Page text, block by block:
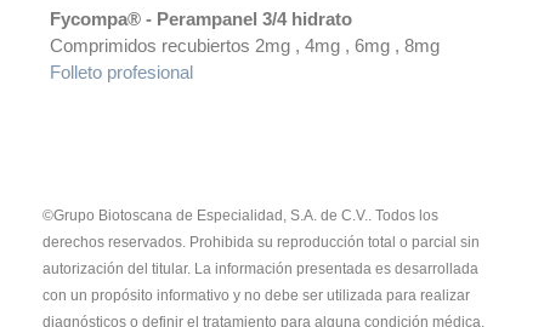
Fycompa® - Perampanel 3/4 hidrato
Comprimidos recubiertos 2mg , 4mg , 6mg , 8mg
Folleto profesional
©Grupo Biotoscana de Especialidad, S.A. de C.V.. Todos los
derechos reservados. Prohibida su reproducción total o parcial sin
autorización del titular. La información presentada es desarrollada
con un propósito informativo y no debe ser utilizada para realizar
diagnósticos o definir el tratamiento para alguna condición médica.